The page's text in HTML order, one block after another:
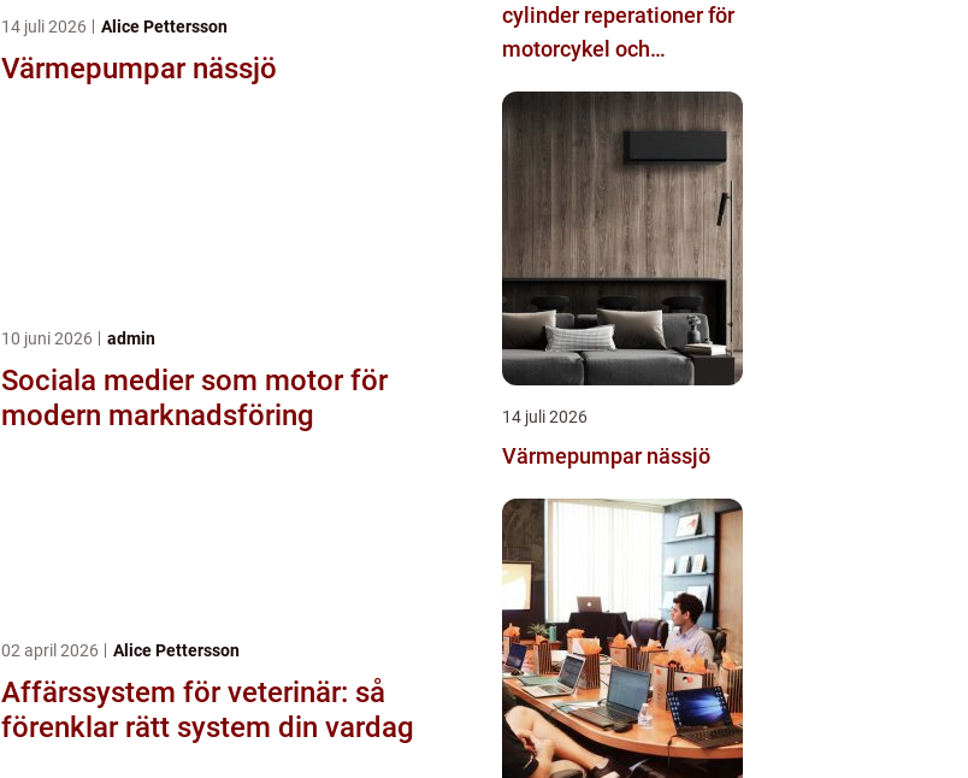
14 juli 2026 Alice Pettersson
Värmepumpar nässjö
10 juni 2026 admin
Sociala medier som motor för
modern marknadsföring
02 april 2026 Alice Pettersson
Affärssystem för veterinär: så
förenklar rätt system din vardag
cylinder reperationer för
motorcykel och
14 juli 2026
Värmepumpar nässjö